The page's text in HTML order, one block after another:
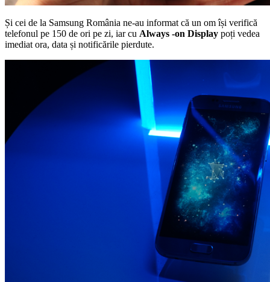
Și cei de la Samsung România ne-au informat că un om își verifică
telefonul pe 150 de ori pe zi, iar cu Always -on Display poți vedea
imediat ora, data și notificările pierdute.